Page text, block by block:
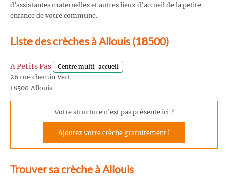
d'assistantes maternelles et autres lieux d'accueil de la petite
enfance de votre commune.
Liste des crèches à Allouis (18500)
A Petits Pas Centre multi-accueil
26 rue chemin Vert
18500 Allouis
Votre structure n'est pas présente ici ?
Ajoutez votre crèche gratuitement !
Trouver sa crèche à Allouis